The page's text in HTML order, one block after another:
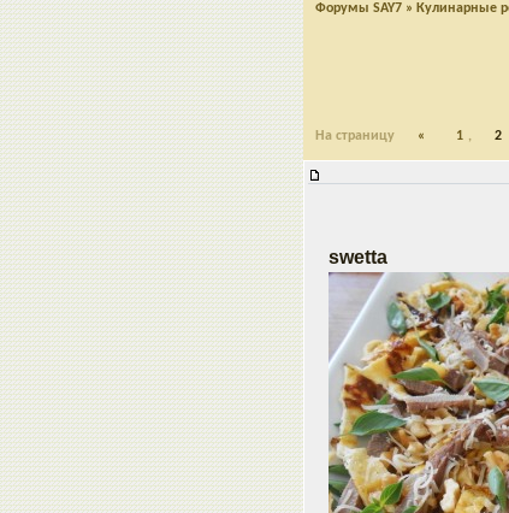
Форумы SAY7 » Кулинарные
На страницу « 1 , 2
swetta